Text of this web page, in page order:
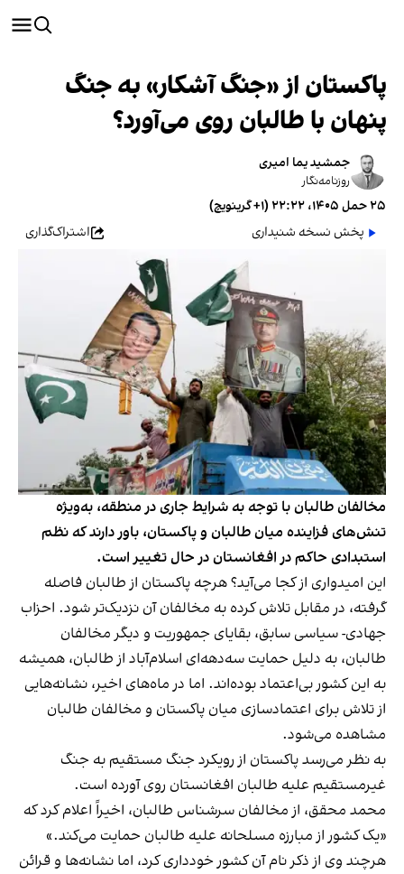
پاکستان از «جنگ آشکار» به جنگ
پنهان با طالبان روی می‌آورد؟
جمشید یما امیری
روزنامه‌نگار
۲۵ حمل ۱۴۰۵، ۲۲:۲۲ (‎+۱ گرینویچ)
پخش نسخه شنیداری
اشتراک‌گذاری
مخالفان طالبان با توجه به شرایط جاری در منطقه، به‌ویژه
تنش‌های فزاینده میان طالبان و پاکستان، باور دارند که نظم
استبدادی حاکم در افغانستان در حال تغییر است.
این امیدواری از کجا می‌آید؟ هرچه پاکستان از طالبان فاصله
گرفته، در مقابل تلاش کرده به مخالفان آن نزدیک‌تر شود. احزاب
جهادی- سیاسی سابق، بقایای جمهوریت و دیگر مخالفان
طالبان، به دلیل حمایت سه‌دهه‌ای اسلام‌آباد از طالبان، همیشه
به این کشور بی‌اعتماد بوده‌اند. اما در ماه‌های اخیر، نشانه‌هایی
از تلاش برای اعتمادسازی میان پاکستان و مخالفان طالبان
مشاهده می‌شود.
به نظر می‌رسد پاکستان از رویکرد جنگ مستقیم به جنگ
غیرمستقیم علیه طالبان افغانستان روی آورده است.
محمد محقق، از مخالفان سرشناس طالبان، اخیراً اعلام کرد که
«یک کشور از مبارزه مسلحانه علیه طالبان حمایت می‌کند.»
هرچند وی از ذکر نام آن کشور خودداری کرد، اما نشانه‌ها و قرائن